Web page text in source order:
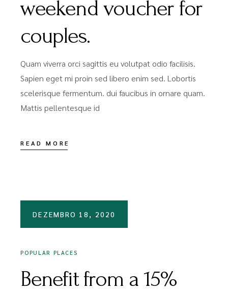
weekend voucher for
couples.
Quam viverra orci sagittis eu volutpat odio facilisis.
Sapien eget mi proin sed libero enim sed. Lobortis
scelerisque fermentum. dui faucibus in ornare quam.
Mattis pellentesque id
READ MORE
DEZEMBRO 18, 2020
POPULAR PLACES
Benefit from a 15%